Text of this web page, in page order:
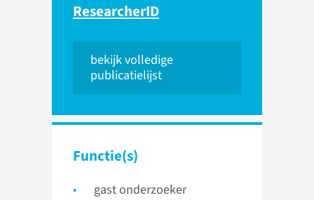
ResearcherID
bekijk volledige
publicatielijst
Functie(s)
gast onderzoeker